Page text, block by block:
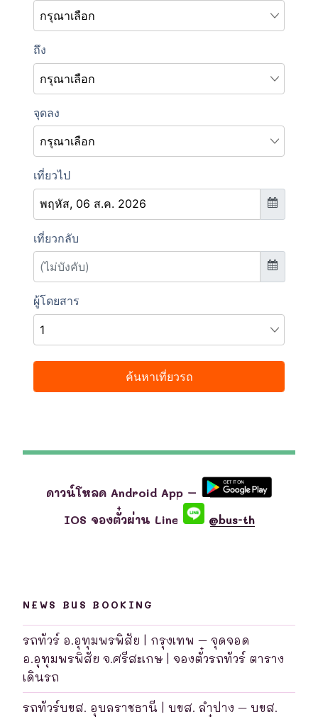
ดาวน์โหลด Android App –
IOS จองตั๋วผ่าน Line
@bus-th
NEWS BUS BOOKING
รถทัวร์ อ.อุทุมพรพิสัย | กรุงเทพ – จุดจอด
อ.อุทุมพรพิสัย จ.ศรีสะเกษ | จองตั๋วรถทัวร์ ตาราง
เดินรถ
รถทัวร์บขส. อุบลราชธานี | บขส. ลำปาง – บขส.